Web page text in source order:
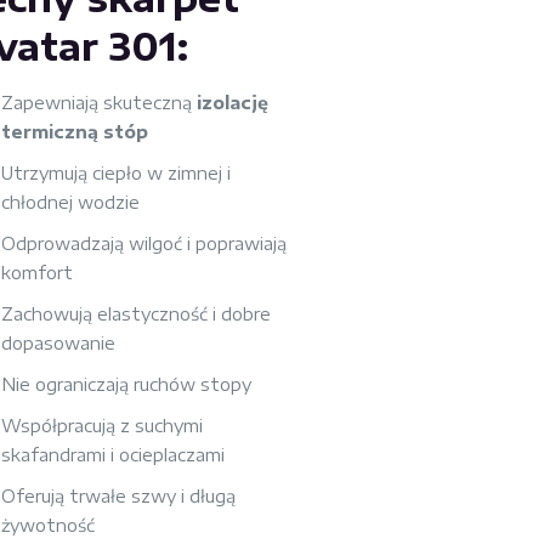
301:
Zapewniają skuteczną izolację
termiczną stóp
Utrzymują ciepło w zimnej i
chłodnej wodzie
Odprowadzają wilgoć i poprawiają
komfort
Zachowują elastyczność i dobre
dopasowanie
Nie ograniczają ruchów stopy
Współpracują z suchymi
skafandrami i ocieplaczami
Oferują trwałe szwy i długą
żywotność